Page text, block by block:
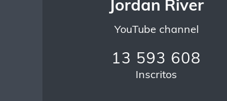
Jordan River
YouTube channel
13 593 608
Inscritos